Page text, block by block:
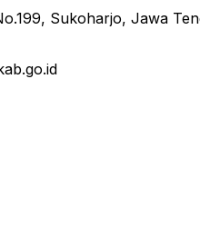
Sukoharjo, Jawa